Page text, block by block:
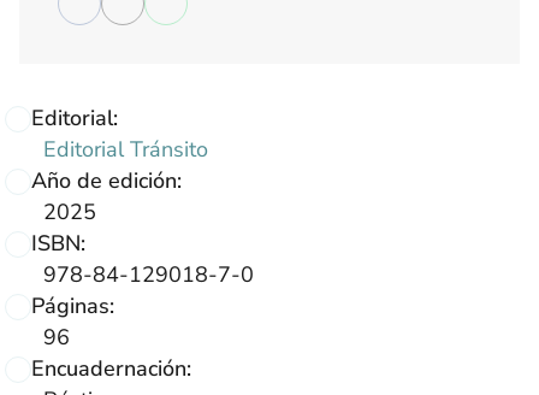
Editorial:
Editorial Tránsito
Año de edición:
2025
ISBN:
978-84-129018-7-0
Páginas:
96
Encuadernación: